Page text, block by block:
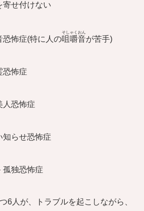
寄せ付けない
恐怖症(特に人の咀嚼音
そしゃくおん
が苦手)
恐怖症
人恐怖症
知らせ恐怖症
孤独恐怖症
6人が、トラブルを起こしながら、